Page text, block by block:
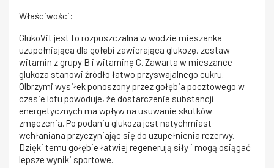
Właściwości:
GlukoVit jest to rozpuszczalna w wodzie mieszanka
uzupełniająca dla gołębi zawierająca glukozę, zestaw
witamin z grupy B i witaminę C. Zawarta w mieszance
glukoza stanowi źródło łatwo przyswajalnego cukru.
Olbrzymi wysiłek ponoszony przez gołębia pocztowego w
czasie lotu powoduje, że dostarczenie substancji
energetycznych ma wpływ na usuwanie skutków
zmęczenia. Po podaniu glukoza jest natychmiast
wchłaniana przyczyniając się do uzupełnienia rezerwy.
Dzięki temu gołębie łatwiej regenerują siły i mogą osiągać
lepsze wyniki sportowe.